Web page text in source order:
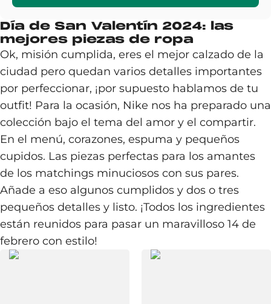
Día de San Valentín 2024: las
mejores piezas de ropa
Ok, misión cumplida, eres el mejor calzado de la
ciudad pero quedan varios detalles importantes
por perfeccionar, ¡por supuesto hablamos de tu
outfit! Para la ocasión, Nike nos ha preparado una
colección bajo el tema del amor y el compartir.
En el menú, corazones, espuma y pequeños
cupidos. Las piezas perfectas para los amantes
de los matchings minuciosos con sus pares.
Añade a eso algunos cumplidos y dos o tres
pequeños detalles y listo. ¡Todos los ingredientes
están reunidos para pasar un maravilloso 14 de
febrero con estilo!